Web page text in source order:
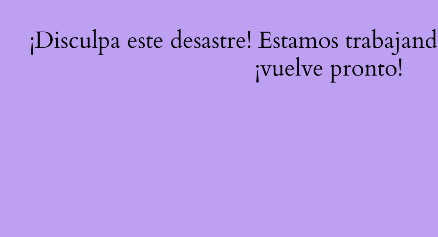
¡Disculpa este desastre! Estamos
¡vuelve pronto!